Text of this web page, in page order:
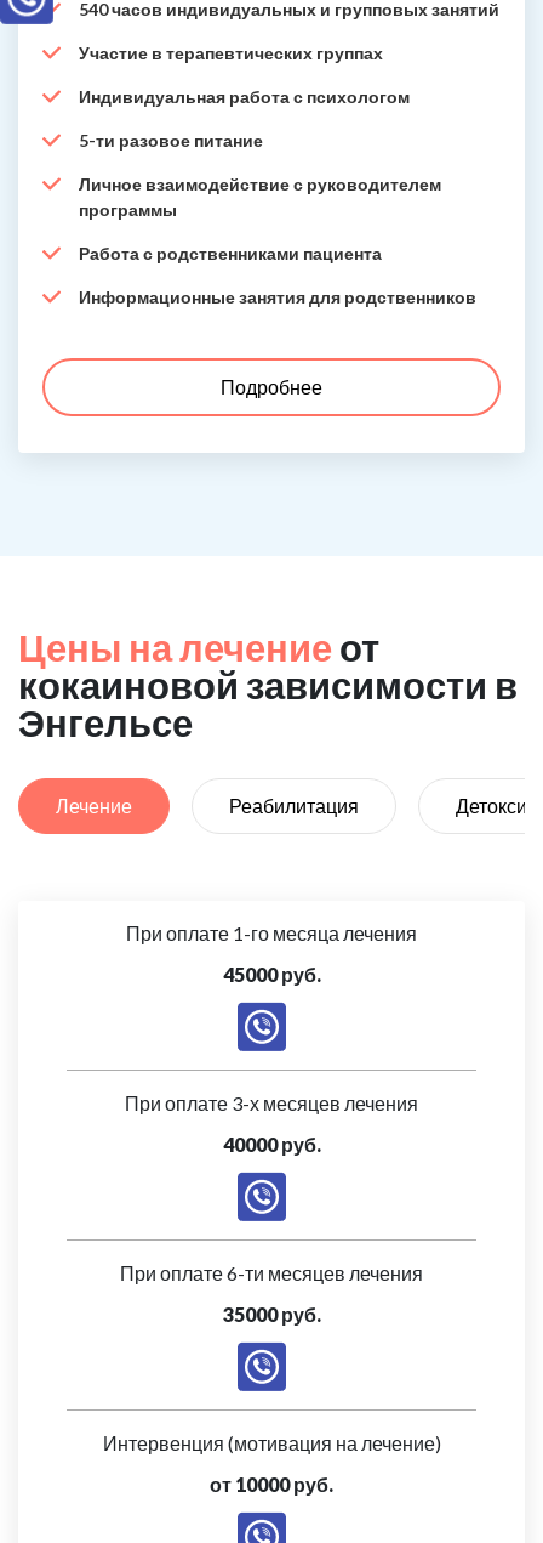
540 часов индивидуальных и групповых занятий
Участие в терапевтических группах
Индивидуальная работа с психологом
5-ти разовое питание
Личное взаимодействие с руководителем
программы
Работа с родственниками пациента
Информационные занятия для родственников
Подробнее
Цены на лечение от
кокаиновой зависимости в
Энгельсе
Лечение Реабилитация
При оплате 1-го месяца лечения
45000 руб.
При оплате 3-х месяцев лечения
40000 руб.
При оплате 6-ти месяцев лечения
35000 руб.
Интервенция (мотивация на лечение)
от 10000 руб.